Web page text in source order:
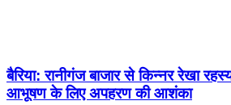
बैरिया: रानीगंज बाजार से किन्नर रेखा
आभूषण के लिए अपहरण की आशंका